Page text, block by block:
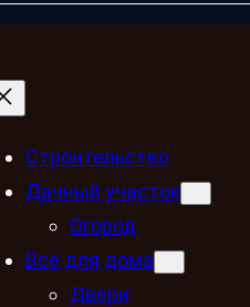
Строительство
Дачный участок
Огород
Всё для дома
Двери